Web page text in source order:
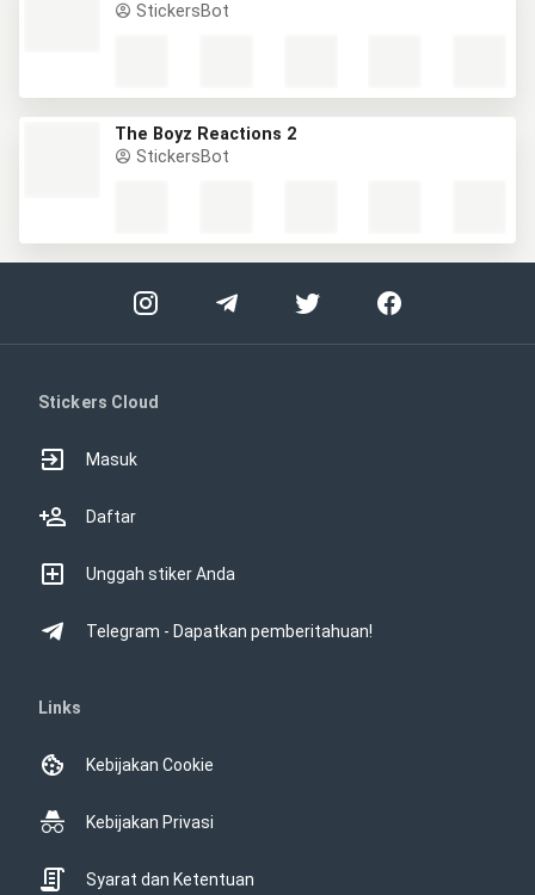
StickersBot
The Boyz Reactions 2
StickersBot
Stickers Cloud
Masuk
Daftar
Unggah stiker Anda
Telegram - Dapatkan pemberitahuan!
Links
Kebijakan Cookie
Kebijakan Privasi
Syarat dan Ketentuan